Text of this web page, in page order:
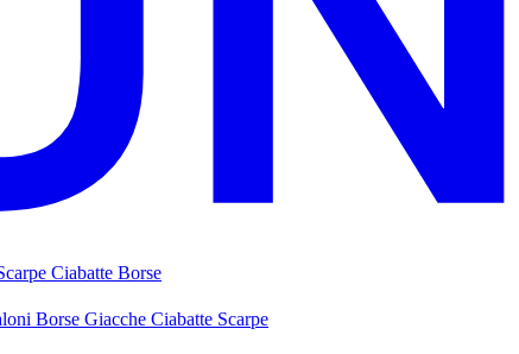
Ciabatte Borse
Borse Giacche Ciabatte Scarpe